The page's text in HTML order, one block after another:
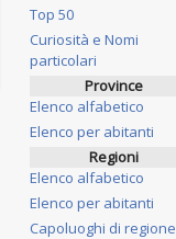
Top 50
Curiosità e Nomi
particolari
Province
Elenco alfabetico
Elenco per abitanti
Regioni
Elenco alfabetico
Elenco per abitanti
Capoluoghi di regione